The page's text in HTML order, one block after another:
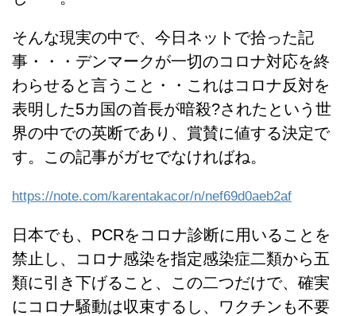
そんな現実の中で、今日ネットで拾った記
事・・・デンマークが一切のコロナ対応を終
わらせると言うこと・・これはコロナ反対を
表明した5カ国の首長が暗殺?されたという世
界の中での英断であり、賞賛に値する決定で
す。この記事がガセでなければね。
https://note.com/karentakacor/n/nef69d0aeb2af
日本でも、PCRをコロナ診断に用いることを
禁止し、コロナ感染を指定感染症二類から五
類に引き下げること、この二つだけで、確実
にコロナ騒動は収束するし、ワクチンも不要